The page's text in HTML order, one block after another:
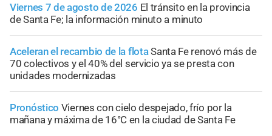
Viernes 7 de agosto de 2026 El tránsito en la provincia
de Santa Fe; la información minuto a minuto
Aceleran el recambio de la flotaSanta Fe renovó más de
70 colectivos y el 40% del servicio ya se presta con
unidades modernizadas
Pronóstico Viernes con cielo despejado, frío por la
mañana y máxima de 16°C en la ciudad de Santa Fe